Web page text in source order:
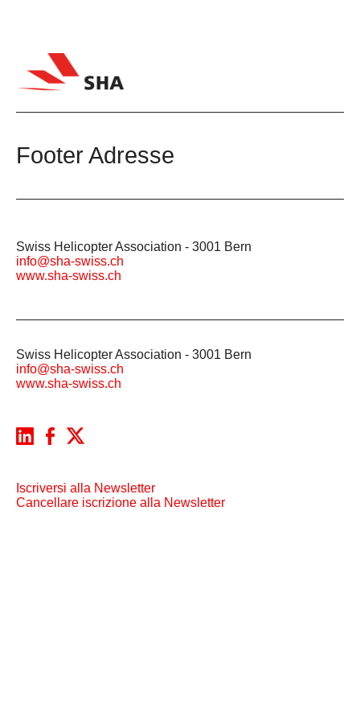
Footer Adresse
Swiss Helicopter Association - 3001 Bern
info@sha-swiss.ch
www.sha-swiss.ch
Swiss Helicopter Association - 3001 Bern
info@sha-swiss.ch
www.sha-swiss.ch
Iscriversi alla Newsletter
Cancellare iscrizione alla Newsletter